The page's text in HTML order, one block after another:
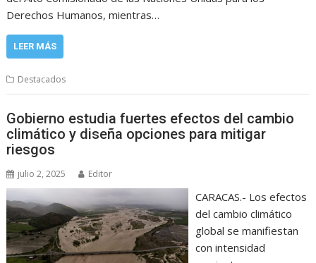
Derechos Humanos, mientras…
LEER MÁS
Destacados
Gobierno estudia fuertes efectos del cambio
climático y diseña opciones para mitigar
riesgos
julio 2, 2025 Editor
CARACAS.- Los efectos
del cambio climático
global se manifiestan
con intensidad